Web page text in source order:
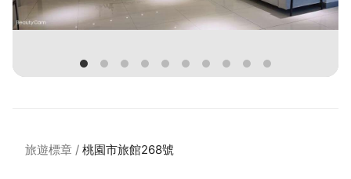
旅遊標章 桃園市旅館268號